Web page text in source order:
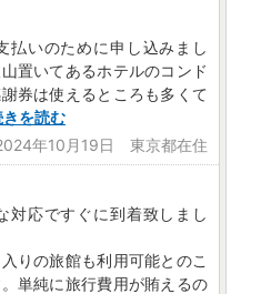
払いのために申し込みまし
置いてあるホテルのコンド
券は使えるところも多くて
きを読む
年10月19日 東京都在住
対応ですぐに到着致しまし
りの旅館も利用可能とのこ
単純に旅行費用が賄えるの